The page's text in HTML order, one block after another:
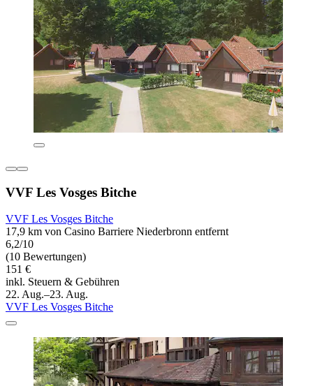
VVF Les Vosges Bitche
VVF Les Vosges Bitche
17,9 km von Casino Barriere Niederbronn entfernt
6,2/10
(10 Bewertungen)
151 €
inkl. Steuern & Gebühren
22. Aug.–23. Aug.
VVF Les Vosges Bitche